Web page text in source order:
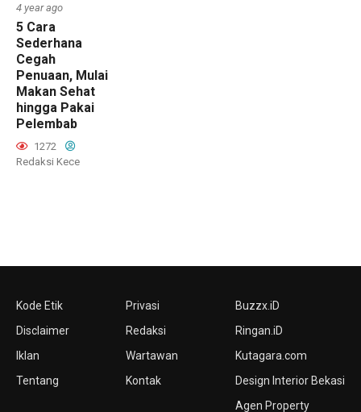
4 year ago
5 Cara
Sederhana
Cegah
Penuaan, Mulai
Makan Sehat
hingga Pakai
Pelembab
1272
Redaksi Kece
Kode Etik
Disclaimer
Iklan
Tentang
Privasi
Redaksi
Wartawan
Kontak
Buzzx.iD
Ringan.iD
Kutagara.com
Design Interior Bekasi
Agen Property